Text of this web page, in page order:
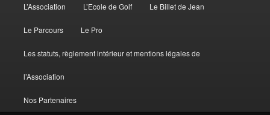
L’Association L’Ecole de Golf Le Billet de Jean
Le Parcours Le Pro
Les statuts, règlement intérieur et mentions légales de
l’Association
Nos Partenaires